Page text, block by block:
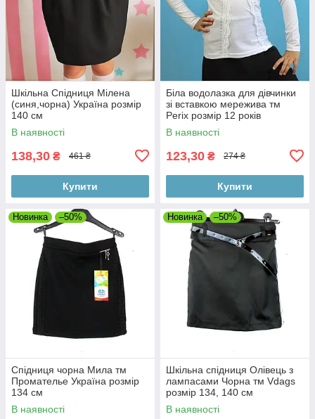
Шкільна Спідниця Мілена
(синя,чорна) Україна розмір
140 см
В наявності
138,30 ₴ 461 ₴
Купити
Біла водолазка для дівчинки
зі вставкою мережива тм
Perix розмір 12 років
В наявності
123,30 ₴ 274 ₴
Купити
Новинка –50%
Спідниця чорна Мила тм
Промателье Україна розмір
134 см
В наявності
Новинка –50%
Шкільна спідниця Олівець з
лампасами Чорна тм Vdags
розмір 134, 140 см
В наявності